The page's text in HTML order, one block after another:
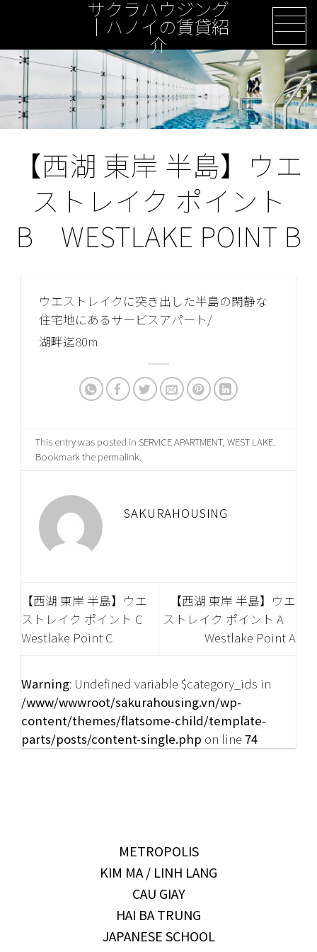
content
サクラハウジング
｜ハノイの賃貸紹
介
【西湖 東岸 半島】ウエ
ストレイク ポイント
B WESTLAKE POINT B
ウエストレイクに突き出した半島の閑静な
住宅地にあるサービスアパート/
湖畔迄80m
This entry was posted in SERVICE APARTMENT,WEST LAKE.
Bookmark the permalink.
SAKURAHOUSING
【西湖 東岸 半島】ウエ
ストレイク ポイント C
Westlake Point C
【西湖 東岸 半島】ウエ
ストレイク ポイント A
Westlake Point A
Warning: Undefined variable $category_ids in
/www/wwwroot/sakurahousing.vn/wp-
content/themes/flatsome-child/template-
parts/posts/content-single.php on line 74
METROPOLIS
KIM MA / LINH LANG
CAU GIAY
HAI BA TRUNG
JAPANESE SCHOOL